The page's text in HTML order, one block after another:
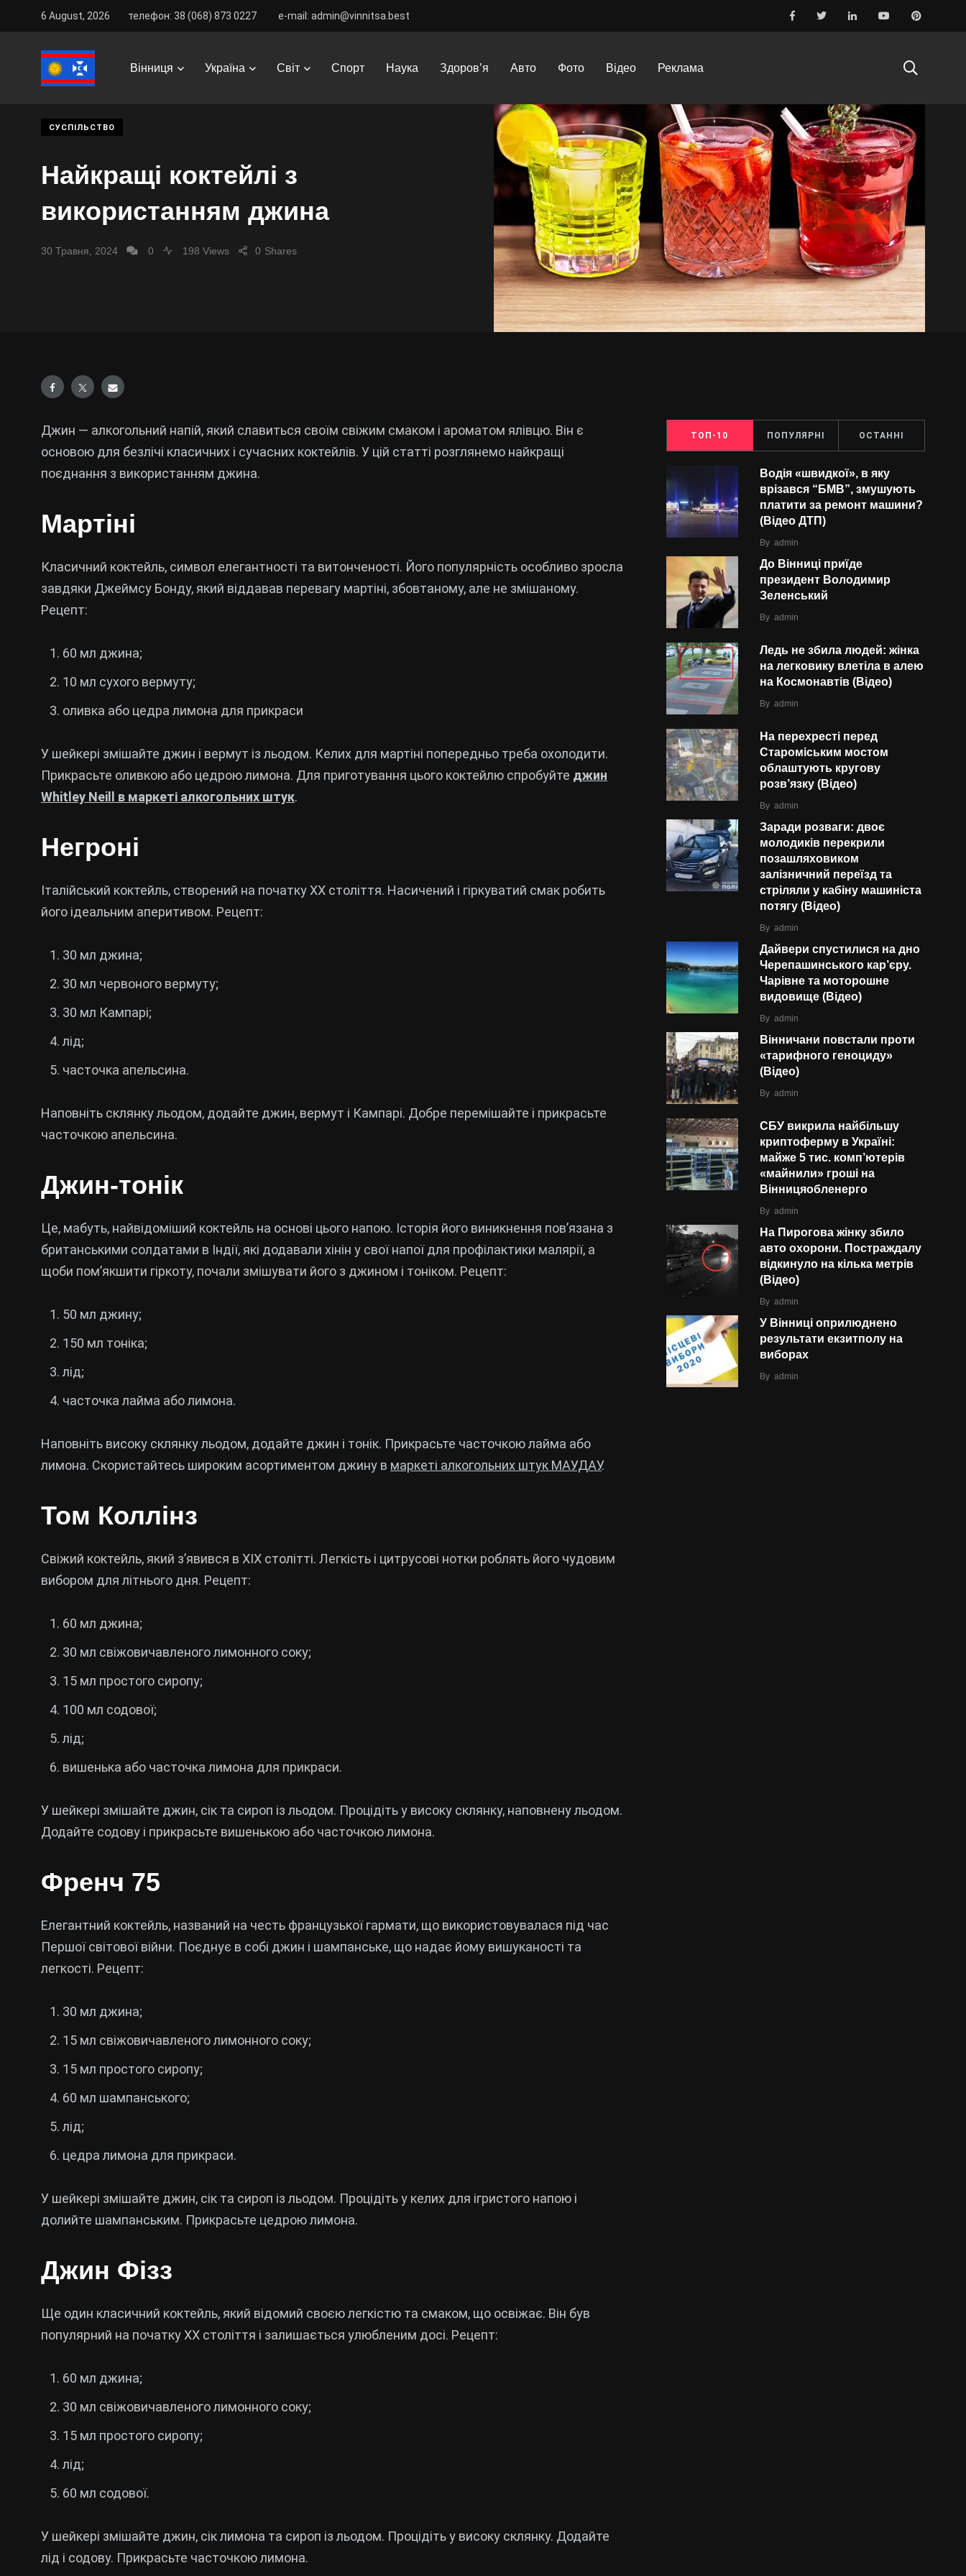
6 August, 2026 телефон: 38 (068) 873 0227 e-mail: admin@vinnitsa.best
Вінниця Україна Світ Спорт Наука Здоров’я Авто Фото Відео Реклама
Vinnitsa Best News / Україна / Суспільство / Найкращі коктейлі з використанням джина
СУСПІЛЬСТВО
Найкращі коктейлі з
використанням джина
30 Травня, 2024 0 198 Views Shares
0
Джин — алкогольний напій, який славиться своїм свіжим смаком і ароматом ялівцю. Він є
основою для безлічі класичних і сучасних коктейлів. У цій статті розглянемо найкращі
поєднання з використанням джина.
Мартіні
Класичний коктейль, символ елегантності та витонченості. Його популярність особливо зросла
завдяки Джеймсу Бонду, який віддавав перевагу мартіні, збовтаному, але не змішаному.
Рецепт:
60 мл джина;
10 мл сухого вермуту;
оливка або цедра лимона для прикраси
У шейкері змішайте джин і вермут із льодом. Келих для мартіні попередньо треба охолодити.
Прикрасьте оливкою або цедрою лимона. Для приготування цього коктейлю спробуйте джин
Whitley Neill в маркеті алкогольних штук.
Негроні
Італійський коктейль, створений на початку XX століття. Насичений і гіркуватий смак робить
його ідеальним аперитивом. Рецепт:
30 мл джина;
30 мл червоного вермуту;
30 мл Кампарі;
лід;
часточка апельсина.
Наповніть склянку льодом, додайте джин, вермут і Кампарі. Добре перемішайте і прикрасьте
часточкою апельсина.
Джин-тонік
Це, мабуть, найвідоміший коктейль на основі цього напою. Історія його виникнення пов’язана з
британськими солдатами в Індії, які додавали хінін у свої напої для профілактики малярії, а
щоби пом’якшити гіркоту, почали змішувати його з джином і тоніком. Рецепт:
50 мл джину;
150 мл тоніка;
лід;
часточка лайма або лимона.
Наповніть високу склянку льодом, додайте джин і тонік. Прикрасьте часточкою лайма або
лимона. Скористайтесь широким асортиментом джину в маркеті алкогольних штук МАУДАУ.
Том Коллінз
Свіжий коктейль, який з’явився в XIX столітті. Легкість і цитрусові нотки роблять його чудовим
вибором для літнього дня. Рецепт:
60 мл джина;
30 мл свіжовичавленого лимонного соку;
15 мл простого сиропу;
100 мл содової;
лід;
вишенька або часточка лимона для прикраси.
У шейкері змішайте джин, сік та сироп із льодом. Процідіть у високу склянку, наповнену льодом.
Додайте содову і прикрасьте вишенькою або часточкою лимона.
Френч 75
Елегантний коктейль, названий на честь французької гармати, що використовувалася під час
Першої світової війни. Поєднує в собі джин і шампанське, що надає йому вишуканості та
легкості. Рецепт:
30 мл джина;
15 мл свіжовичавленого лимонного соку;
15 мл простого сиропу;
60 мл шампанського;
лід;
цедра лимона для прикраси.
У шейкері змішайте джин, сік та сироп із льодом. Процідіть у келих для ігристого напою і
долийте шампанським. Прикрасьте цедрою лимона.
Джин Фізз
Ще один класичний коктейль, який відомий своєю легкістю та смаком, що освіжає. Він був
популярний на початку XX століття і залишається улюбленим досі. Рецепт:
60 мл джина;
30 мл свіжовичавленого лимонного соку;
15 мл простого сиропу;
лід;
60 мл содової.
У шейкері змішайте джин, сік лимона та сироп із льодом. Процідіть у високу склянку. Додайте
лід і содову. Прикрасьте часточкою лимона.
ТОП-10 ПОПУЛЯРНІ ОСТАННІ
Водія «швидкої», в яку
врізався “БMВ”, змушують
платити за ремонт машини?
(Відео ДТП)
By admin
До Вінниці приїде
президент Володимир
Зеленський
By admin
Ледь не збила людей: жінка
на легковику влетіла в алею
на Космонавтів (Відео)
By admin
На перехресті перед
Староміським мостом
облаштують кругову
розв’язку (Відео)
By admin
Заради розваги: двоє
молодиків перекрили
позашляховиком
залізничний переїзд та
стріляли у кабіну машиніста
потягу (Відео)
By admin
Дайвери спустилися на дно
Черепашинського кар’єру.
Чарівне та моторошне
видовище (Відео)
By admin
Вінничани повстали проти
«тарифного геноциду»
(Відео)
By admin
СБУ викрила найбільшу
криптоферму в Україні:
майже 5 тис. комп’ютерів
«майнили» гроші на
Вінницяобленерго
By admin
На Пирогова жінку збило
авто охорони. Постраждалу
відкинуло на кілька метрів
(Відео)
By admin
У Вінниці оприлюднено
результати екзитполу на
виборах
By admin